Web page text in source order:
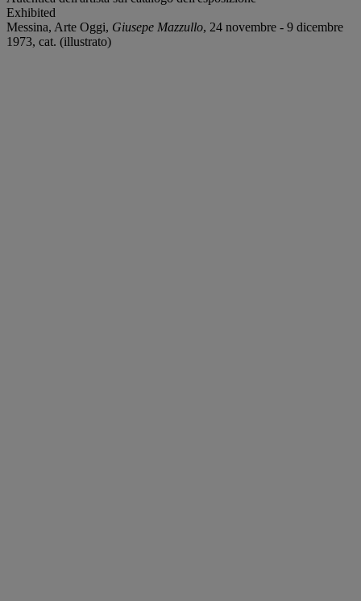
Exhibited
Messina, Arte Oggi, Giusepe Mazzullo, 24 novembre - 9 dicembre
1973, cat. (illustrato)